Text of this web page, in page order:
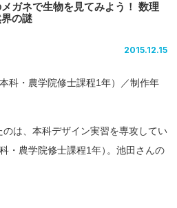
メガネで生物を 見てみよう！
数理
界の謎
2015.12.15
科・農学院修士課程1年）／制作年
は、本科デザイン実習を専攻してい
・農学院修士課程1年） 。池田さんの